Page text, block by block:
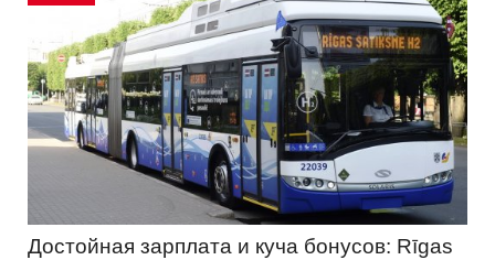
Достойная зарплата и куча бонусов: Rīgas